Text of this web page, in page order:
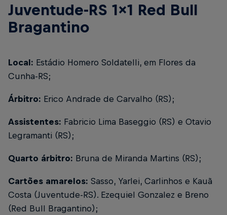
Juventude-RS 1x1 Red Bull
Bragantino
Local: Estádio Homero Soldatelli, em Flores da
Cunha-RS;
Árbitro: Erico Andrade de Carvalho (RS);
Assistentes: Fabricio Lima Baseggio (RS) e Otavio
Legramanti (RS);
Quarto árbitro: Bruna de Miranda Martins (RS);
Cartões amarelos: Sasso, Yarlei, Carlinhos e Kauã
Costa (Juventude-RS). Ezequiel Gonzalez e Breno
(Red Bull Bragantino);